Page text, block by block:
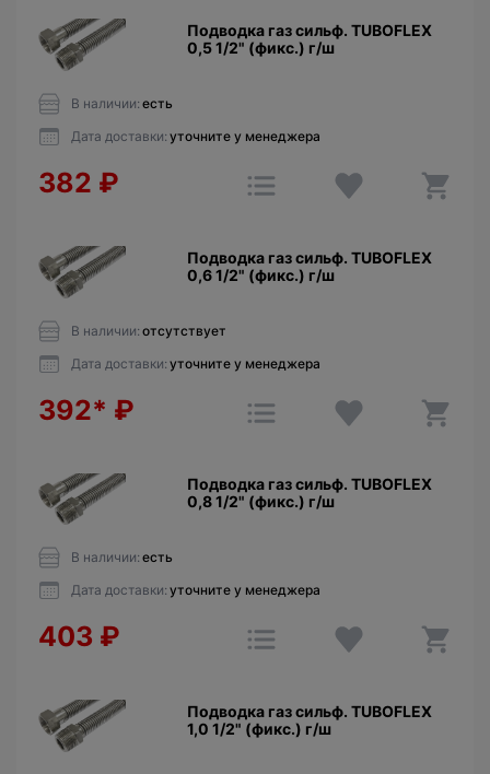
Подводка газ сильф. TUBOFLEX
0,5 1/2" (фикс.) г/ш
В наличии: есть
Дата доставки: уточните у менеджера
382 ₽
Подводка газ сильф. TUBOFLEX
0,6 1/2" (фикс.) г/ш
В наличии: отсутствует
Дата доставки: уточните у менеджера
392* ₽
Подводка газ сильф. TUBOFLEX
0,8 1/2" (фикс.) г/ш
В наличии: есть
Дата доставки: уточните у менеджера
403 ₽
Подводка газ сильф. TUBOFLEX
1,0 1/2" (фикс.) г/ш